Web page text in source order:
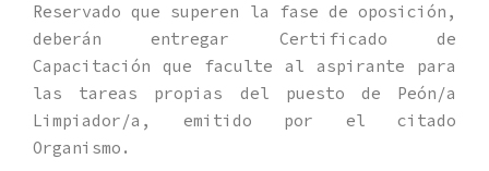
Reservado que superen la fase de oposición,
deberán entregar Certificado de
Capacitación que faculte al aspirante para
las tareas propias del puesto de Peón/a
Limpiador/a, emitido por el citado
Organismo.